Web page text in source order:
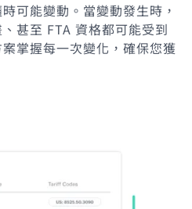
可能變動。當變動發生時，
甚至 FTA 資格都可能受到
掌握每一次變化，確保您獲